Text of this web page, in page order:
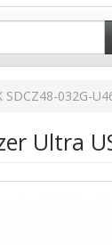
SDCZ48-032G-
Ultra